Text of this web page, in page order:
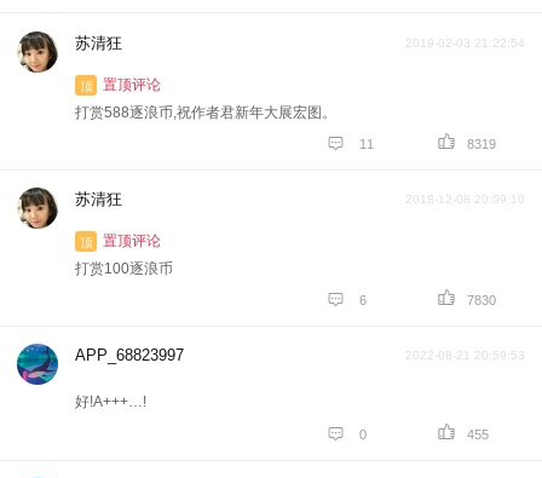
苏清狂 2019-02-03 21:22:54
顶
置顶评论
打赏588逐浪币,祝作者君新年大展宏图。
 11  8319
苏清狂 2018-12-08 20:09:10
顶
置顶评论
打赏100逐浪币
 6  7830
APP_68823997 2022-08-21 20:59:53
好!A+++…!
 0  455